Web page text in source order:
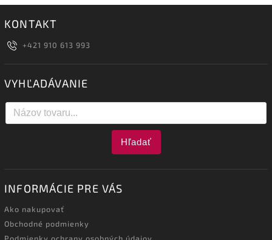
KONTAKT
+421 910 613 993
VYHĽADÁVANIE
Hľadať
INFORMÁCIE PRE VÁS
Ako nakupovať
Obchodné podmienky